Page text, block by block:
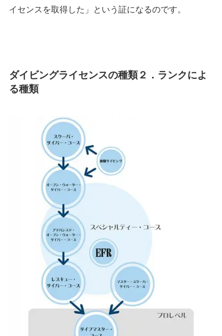
イセンスを取得した」という証になるのです。
ダイビングライセンスの種類２．ランクによ
る種類